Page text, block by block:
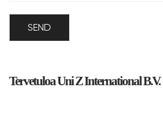
Tervetuloa Uni Z International B.V.